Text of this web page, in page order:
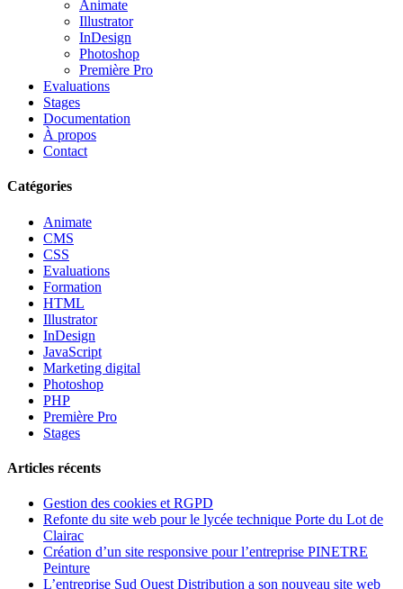
Animate
Illustrator
InDesign
Photoshop
Première Pro
Evaluations
Stages
Documentation
À propos
Contact
Catégories
Animate
CMS
CSS
Evaluations
Formation
HTML
Illustrator
InDesign
JavaScript
Marketing digital
Photoshop
PHP
Première Pro
Stages
Articles récents
Gestion des cookies et RGPD
Refonte du site web pour le lycée technique Porte du Lot de
Clairac
Création d’un site responsive pour l’entreprise PINETRE
Peinture
L’entreprise Sud Ouest Distribution a son nouveau site web